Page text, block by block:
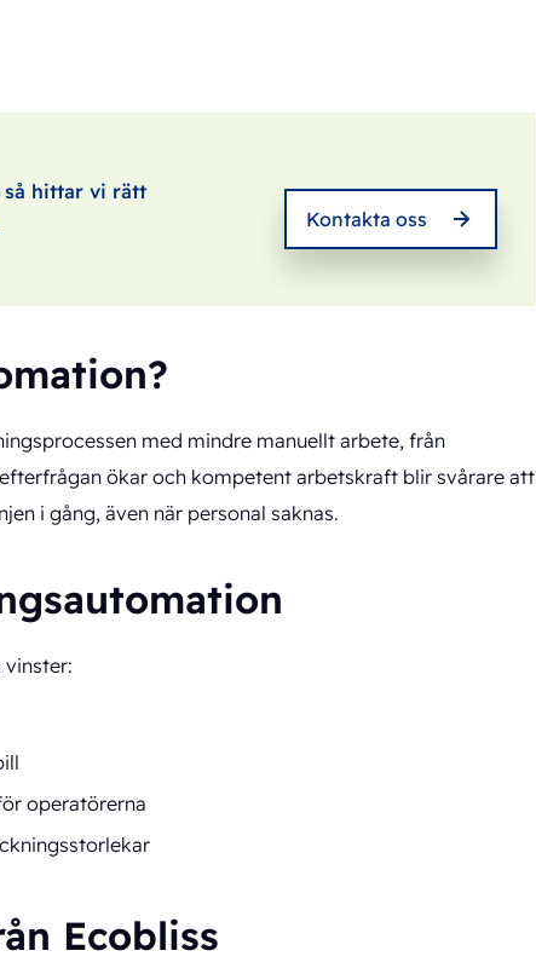
så hittar vi rätt
Kontakta oss
med mindre manuellt arbete, från
ökar och kompetent arbetskraft blir svårare att
i gång, även när personal saknas.
operatörerna
Ecobliss